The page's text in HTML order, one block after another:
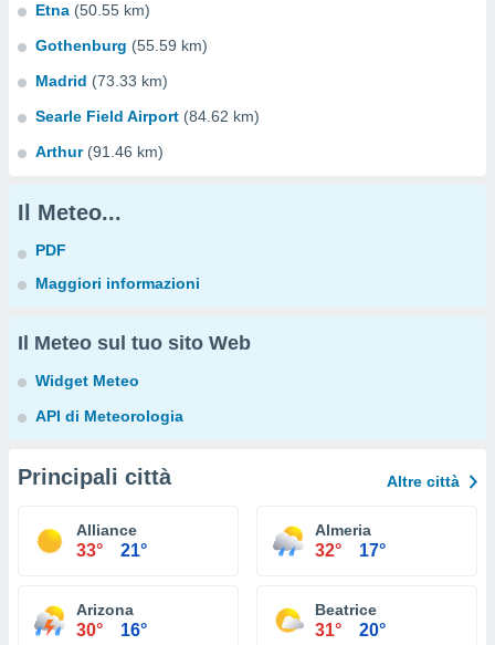
Etna (50.55 km)
Gothenburg (55.59 km)
Madrid (73.33 km)
Searle Field Airport (84.62 km)
Arthur (91.46 km)
Il Meteo...
PDF
Maggiori informazioni
Il Meteo sul tuo sito Web
Widget Meteo
API di Meteorologia
Principali città Altre città
Alliance
33° 21°
Almeria
32° 17°
Arizona
30° 16°
Beatrice
31° 20°